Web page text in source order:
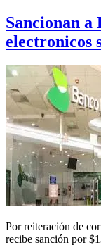
Sancionan
electronicos
Por reiteración de
recibe sanción por